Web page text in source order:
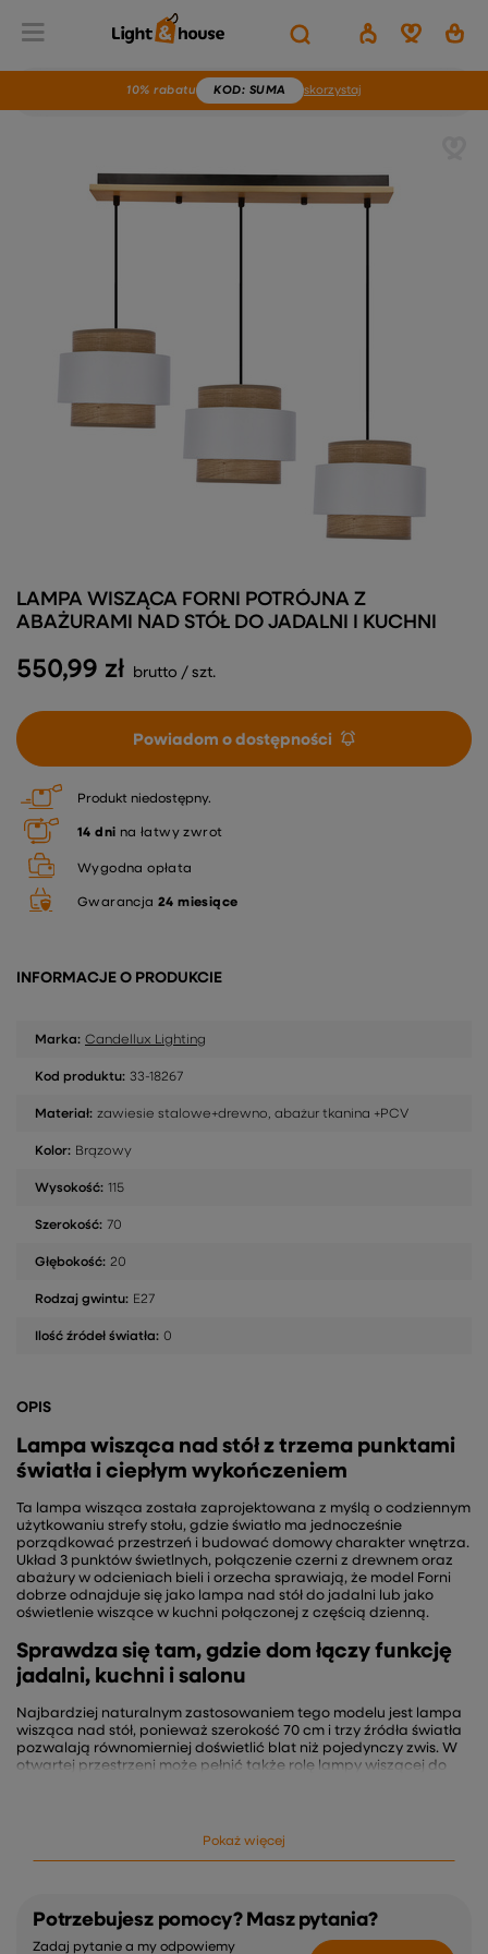
10% rabatu KOD: SUMA skorzystaj
550,99 zł brutto / szt.
Powiadom o dostępności
LAMPA WISZĄCA FORNI POTRÓJNA Z
ABAŻURAMI NAD STÓŁ DO JADALNI I KUCHNI
Produkt niedostępny
14 dni na łatwy zwrot
Wygodna opłata
Gwarancja 24 miesiące
INFORMACJE O PRODUKCIE
Marka: Candellux Lighting
Kod produktu: 33-18267
Materiał: zawiesie stalowe+drewno, abażur tkanina +PCV
Kolor: Brązowy
Wysokość: 115
Szerokość: 70
Głębokość: 20
Rodzaj gwintu: E27
Ilość źródeł światła: 0
OPIS
Lampa wisząca nad stół z trzema punktami
światła i ciepłym wykończeniem
Ta lampa wisząca została zaprojektowana z myślą o codziennym
użytkowaniu strefy stołu, gdzie światło ma jednocześnie
porządkować przestrzeń i budować domowy charakter wnętrza.
Układ 3 punktów świetlnych, połączenie czerni z drewnem oraz
abażury w odcieniach bieli i orzecha sprawiają, że model Forni
dobrze odnajduje się jako lampa nad stół do jadalni lub jako
oświetlenie wiszące w kuchni połączonej z częścią dzienną.
Sprawdza się tam, gdzie dom łączy funkcję
jadalni, kuchni i salonu
Najbardziej naturalnym zastosowaniem tego modelu jest lampa
wisząca nad stół, ponieważ szerokość 70 cm i trzy źródła światła
pozwalają równomierniej doświetlić blat niż pojedynczy zwis. W
otwartej przestrzeni może pełnić także rolę lampy wiszącej do
lampy wiszące do kuchni nad wyznaczoną częścią jadalnianą,
Jakie światło daje ten model w codziennym
Pokaż więcej
Potrzebujesz pomocy? Masz pytania?
Zadaj pytanie a my odpowiemy